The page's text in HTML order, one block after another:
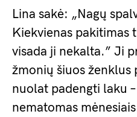
Lina sakė: „Nagų
Kiekvienas pakitimas
visada ji nekalta.” Ji
žmonių šiuos ženklus
nuolat padengti laku
nematomas